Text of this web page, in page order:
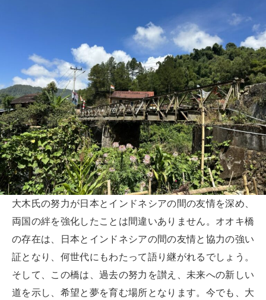
大木氏の努力が日本とインドネシアの間の友情を深め、
両国の絆を強化したことは間違いありません。オオキ橋
の存在は、日本とインドネシアの間の友情と協力の強い
証となり、何世代にもわたって語り継がれるでしょう。
そして、この橋は、過去の努力を讃え、未来への新しい
道を示し、希望と夢を育む場所となります。今でも、大